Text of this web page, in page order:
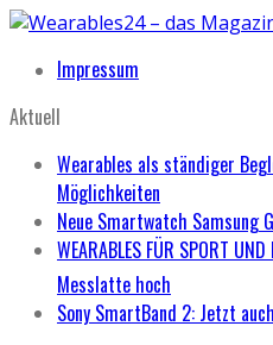
Impressum
Aktuell
Wearables als ständiger
Möglichkeiten
Neue Smartwatch Samsung
WEARABLES FÜR SPORT
Messlatte hoch
Sony SmartBand 2: Jetzt